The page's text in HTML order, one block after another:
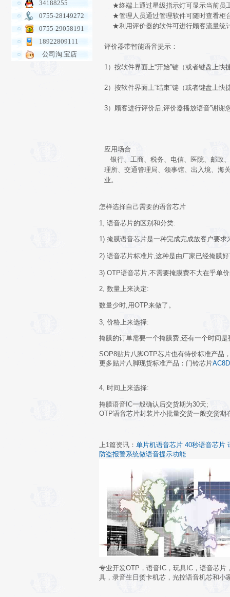
34188255
0755-28149272
0755-29058191
18922809111
公司淘.宝店
★终端上通过星级指示灯可显示当前员
★管理人员通过管理软件可随时查看柜
★利用评价器的软件可进行顾客流量统
评价器带智能语音提示：
1）按软件界面上“开始”键（或者键盘上快
2）按软件界面上“结束”键（或者键盘上快
3）顾客进行评价后,评价器播放语音”谢谢
应用场合
银行、工商、税务、电信、医院、邮政
理所、交通管理局、领事馆、出入境、海
业。
怎样选择自己需要的语音芯片
1, 语音芯片的区别和分类:
1) 掩膜语音芯片是一种完成完成放客户要求
2) 语音芯片标准片,这种是由厂家已经掩膜
3) OTP语音芯片,不需要掩膜费不大在乎单
2, 数量上来决定:
数量少时,用OTP来做了。
3, 价格上来选择:
掩膜的订单需要一个掩膜费,还有一个时间是
SOP8贴片八脚OTP芯片也有特价标准产品
更多贴片八脚现货标准产品：门铃芯片
4, 时间上来选择:
掩膜语音IC一般确认后交货期为30天;
OTP语音芯片封装片小批量交货一般交货期
上1篇资讯： 单片机语音芯片 40秒语音芯片
防盗报警系统做语音提示功能
专业开发OTP，语音IC，玩具IC，语音芯
具，录音生日贺卡机芯，光控语音机芯和小